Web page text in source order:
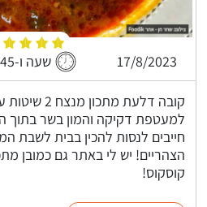
17/8/2023 שעה ו-45 דקות
קובה דלעת
למעטפת דקיקה והמון בשר בתוך
חייבים לנסות להכין בבית לשבת
הצהריים! יש לי באתר גם כמובן
קוסקוס!